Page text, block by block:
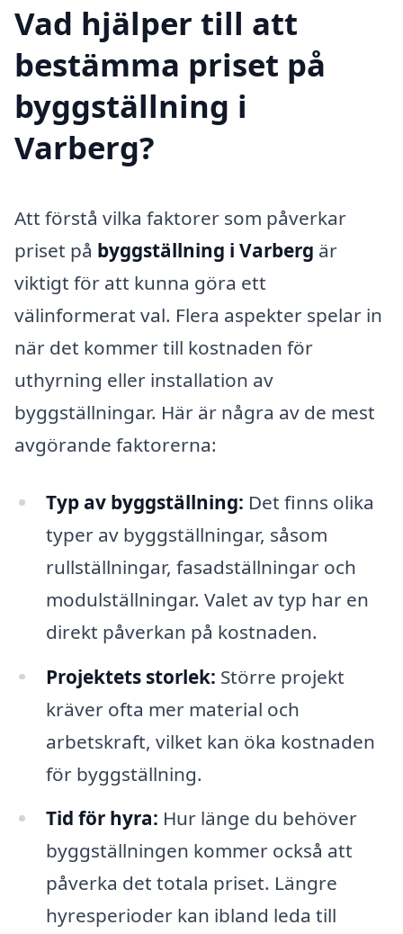
Vad hjälper till att
bestämma priset på
byggställning i
Varberg?
Att förstå vilka faktorer som påverkar
priset på byggställning i Varberg är
viktigt för att kunna göra ett
välinformerat val. Flera aspekter spelar in
när det kommer till kostnaden för
uthyrning eller installation av
byggställningar. Här är några av de mest
avgörande faktorerna:
Typ av byggställning: Det finns olika
typer av byggställningar, såsom
rullställningar, fasadställningar och
modulställningar. Valet av typ har en
direkt påverkan på kostnaden.
Projektets storlek: Större projekt
kräver ofta mer material och
arbetskraft, vilket kan öka kostnaden
för byggställning.
Tid för hyra: Hur länge du behöver
byggställningen kommer också att
påverka det totala priset. Längre
hyresperioder kan ibland leda till